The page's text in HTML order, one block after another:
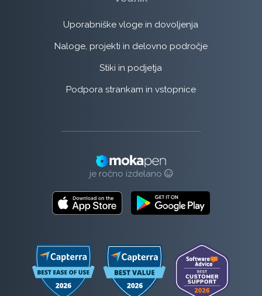
Uporabniške vloge in dovoljenja
Naloge, projekti in delovno področje
Stiki in podjetja
Podpora strankam in vstopnice
je ročno izdelano